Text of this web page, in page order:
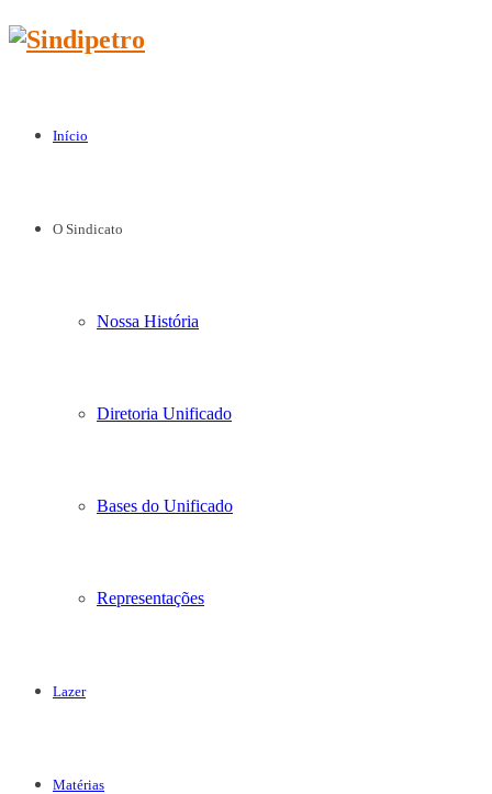
Início
O Sindicato
Nossa História
Diretoria Unificado
Bases do Unificado
Representações
Lazer
Matérias